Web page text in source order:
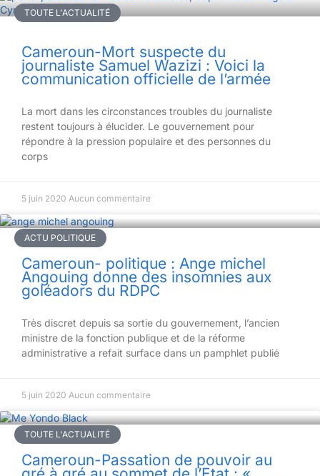
TOUTE L'ACTUALITÉ
Cameroun-Mort suspecte du
journaliste Samuel Wazizi : Voici la
communication officielle de l’armée
La mort dans les circonstances troubles du journaliste
restent toujours à élucider. Le gouvernement pour
répondre à la pression populaire et des personnes du
corps
5 juin 2020 Aucun commentaire
ACTU POLITIQUE
Cameroun- politique : Ange michel
Angouing donne des insomnies aux
goléadors du RDPC
Très discret depuis sa sortie du gouvernement, l’ancien
ministre de la fonction publique et de la réforme
administrative a refait surface dans un pamphlet publié
5 juin 2020 Aucun commentaire
TOUTE L'ACTUALITÉ
Cameroun-Passation de pouvoir au